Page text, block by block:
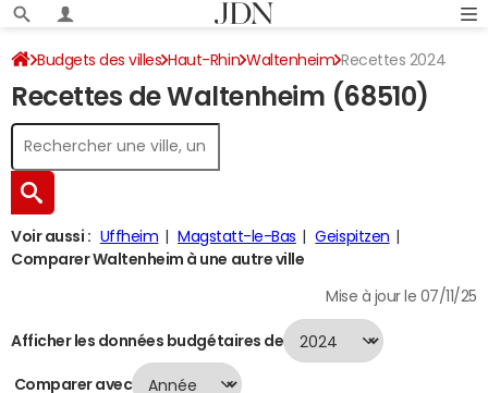
Budgets des villes Haut-Rhin Waltenheim Recettes 2024
Recettes de Waltenheim (68510)
Voir aussi : Uffheim Magstatt-le-Bas
Geispitzen
Comparer Waltenheim à une autre ville
Mise à jour le 07/11/25
Afficher les données budgétaires de
Comparer avec